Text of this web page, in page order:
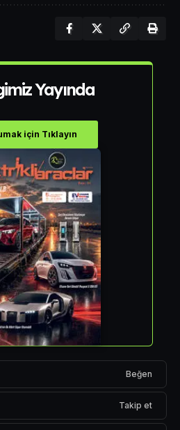
Yayında
için Tıklayın
Beğen
Takip et